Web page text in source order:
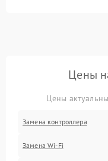
Цены
Цены
Замена контроллера
Замена Wi-Fi